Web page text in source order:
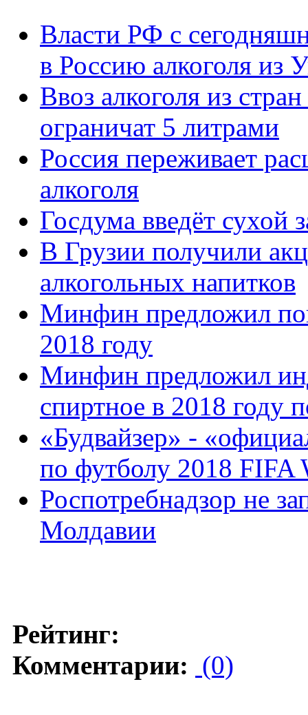
Власти РФ с
в Россию алкоголя из
Ввоз алкоголя из
ограничат 5 литрами
Россия переживает
алкоголя
Госдума введёт сухой
В Грузии получили
алкогольных напитков
Минфин предложил
2018 году
Минфин предложил
спиртное в 2018 году
«Будвайзер» -
по футболу 2018
Роспотребнадзор не
Молдавии
Рейтинг:
Комментарии: (0)